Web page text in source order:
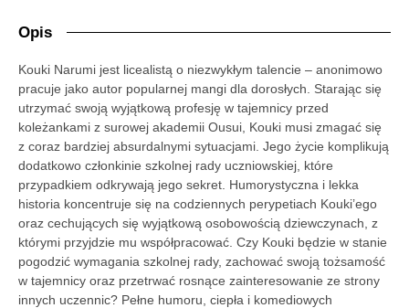
Opis
Kouki Narumi jest licealistą o niezwykłym talencie – anonimowo
pracuje jako autor popularnej mangi dla dorosłych. Starając się
utrzymać swoją wyjątkową profesję w tajemnicy przed
koleżankami z surowej akademii Ousui, Kouki musi zmagać się
z coraz bardziej absurdalnymi sytuacjami. Jego życie komplikują
dodatkowo członkinie szkolnej rady uczniowskiej, które
przypadkiem odkrywają jego sekret. Humorystyczna i lekka
historia koncentruje się na codziennych perypetiach Kouki’ego
oraz cechujących się wyjątkową osobowością dziewczynach, z
którymi przyjdzie mu współpracować. Czy Kouki będzie w stanie
pogodzić wymagania szkolnej rady, zachować swoją tożsamość
w tajemnicy oraz przetrwać rosnące zainteresowanie ze strony
innych uczennic? Pełne humoru, ciepła i komediowych